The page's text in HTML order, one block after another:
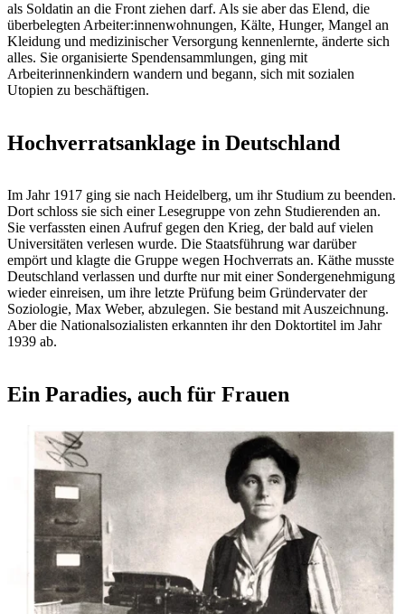
als Soldatin an die Front ziehen darf. Als sie aber das Elend, die
überbelegten Arbeiter:innenwohnungen, Kälte, Hunger, Mangel an
Kleidung und medizinischer Versorgung kennenlernte, änderte sich
alles. Sie organisierte Spendensammlungen, ging mit
Arbeiterinnenkindern wandern und begann, sich mit sozialen
Utopien zu beschäftigen.
Hochverratsanklage in Deutschland
Im Jahr 1917 ging sie nach Heidelberg, um ihr Studium zu beenden.
Dort schloss sie sich einer Lesegruppe von zehn Studierenden an.
Sie verfassten einen Aufruf gegen den Krieg, der bald auf vielen
Universitäten verlesen wurde. Die Staatsführung war darüber
empört und klagte die Gruppe wegen Hochverrats an. Käthe musste
Deutschland verlassen und durfte nur mit einer Sondergenehmigung
wieder einreisen, um ihre letzte Prüfung beim Gründervater der
Soziologie, Max Weber, abzulegen. Sie bestand mit Auszeichnung.
Aber die Nationalsozialisten erkannten ihr den Doktortitel im Jahr
1939 ab.
Ein Paradies, auch für Frauen